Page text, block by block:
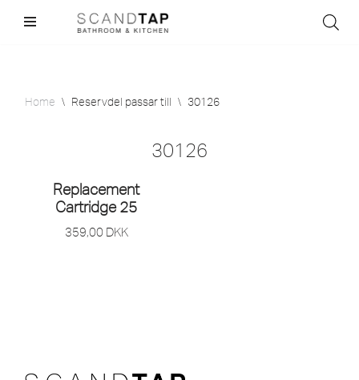
Home \ Reservdel passar till \ 30126
30126
Replacement
Cartridge 25
359,00 DKK